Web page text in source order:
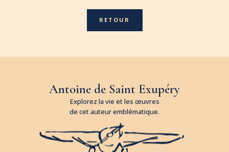
RETOUR
Antoine de Saint Exupéry
Explorez la vie et les œuvres
de cet auteur emblématique.